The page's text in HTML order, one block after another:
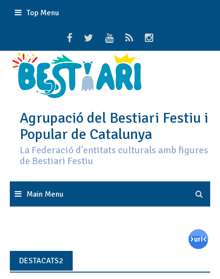
Top Menu
Agrupació del Bestiari Festiu i
Popular de Catalunya
La Federació d'entitats culturals amb figures
de Bestiari Festiu
Main Menu
DESTACATS2